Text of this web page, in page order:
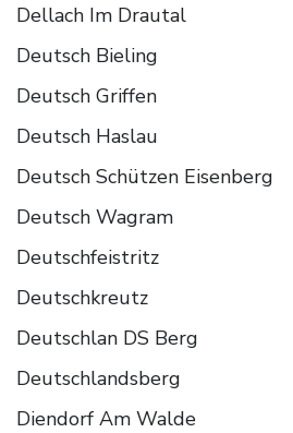
Dellach Im Drautal
Deutsch Bieling
Deutsch Griffen
Deutsch Haslau
Deutsch Schützen Eisenberg
Deutsch Wagram
Deutschfeistritz
Deutschkreutz
Deutschlan DS Berg
Deutschlandsberg
Diendorf Am Walde